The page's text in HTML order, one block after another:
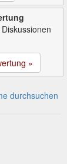
»
durchsuchen